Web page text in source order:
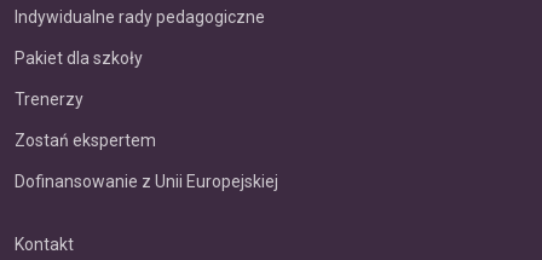
Indywidualne rady pedagogiczne
Pakiet dla szkoły
Trenerzy
Zostań ekspertem
Dofinansowanie z Unii Europejskiej
Kontakt